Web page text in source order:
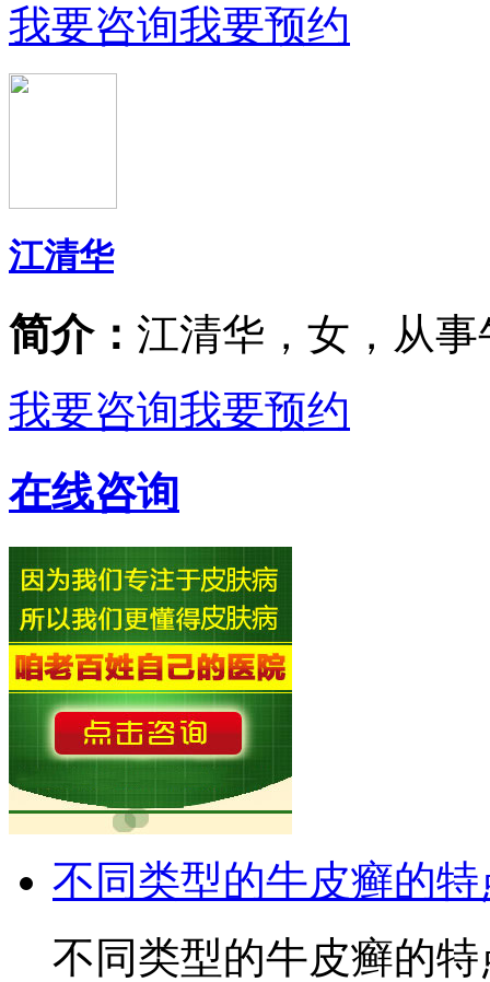
我要咨询我要预约
江清华
简介： 江清华，女，从事
我要咨询我要预约
在线咨询
不同类型的牛皮癣的特
不同类型的牛皮癣的